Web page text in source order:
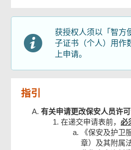
申请人声明及附件
提交文件清单
确认通知书
获授权人须以「智方
子证书（个人）用作
上申请。
指引
有关申请更改保安人员许
在递交申请表前，必
《保安及护卫
章）及其附属